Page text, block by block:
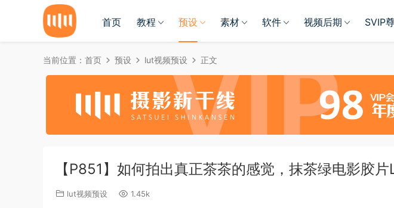
首页 教程 预设 素材 软件 视频后期 SVIP
当前位置： 首页 预设 lut视频预设 正文
【P851】如何拍出真正茶茶的感觉，抹茶绿电影胶
lut视频预设 1.45k